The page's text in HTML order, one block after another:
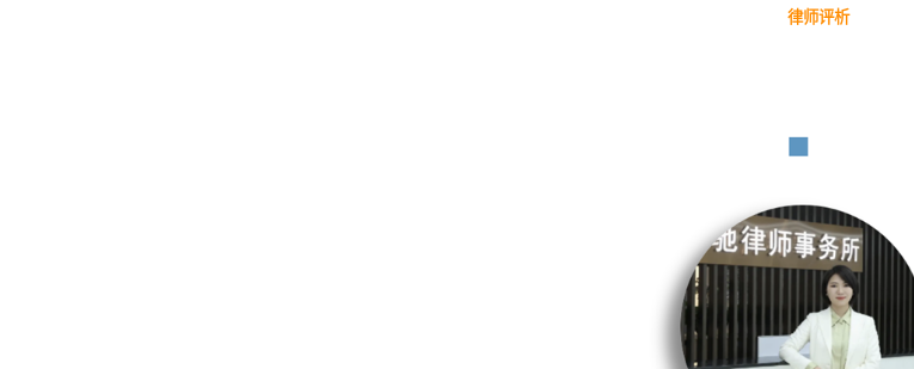
老杨对公诉机关的指控进行否认，认为自己无罪——他既没有欺骗小王，也没有想
小王。小王也是同意了的。对于小王报警的做法，老杨感到很委屈，明明自己也是好
最后，经过辩护律师的辩护和法院的调查审理，法院认为被告人老杨和小王的涉
极履行双方约定，具有实质意义上的还款能力，检方的指控证据不足，依法判处老杨无